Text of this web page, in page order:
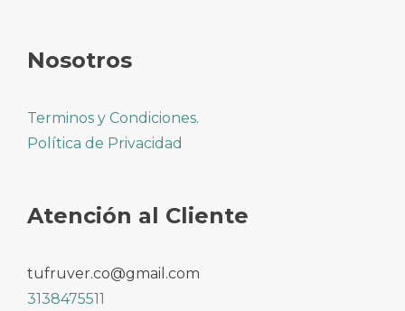
Nosotros
Terminos y Condiciones.
Política de Privacidad
Atención al Cliente
tufruver.co@gmail.com
3138475511